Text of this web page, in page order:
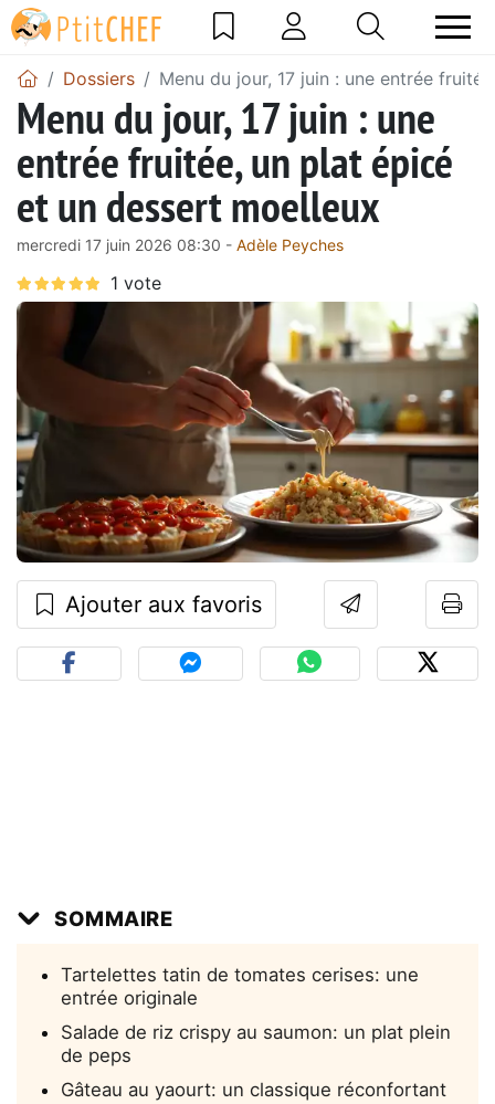
Dossiers Menu du jour, 17 juin : une entrée
Menu du jour, 17 juin : une
entrée fruitée, un plat épicé
et un dessert moelleux
mercredi 17 juin 2026 08:30 - Adèle Peyches
Ajouter aux favoris
SOMMAIRE
Tartelettes tatin de tomates cerises: une
entrée originale
Salade de riz crispy au saumon: un plat plein
de peps
Gâteau au yaourt: un classique réconfortant